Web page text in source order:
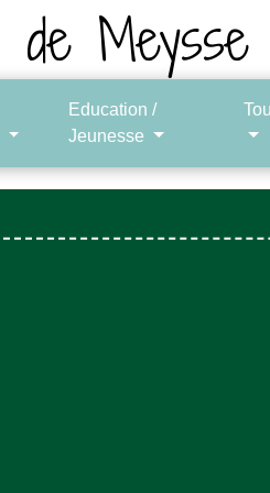
Education /
Jeunesse